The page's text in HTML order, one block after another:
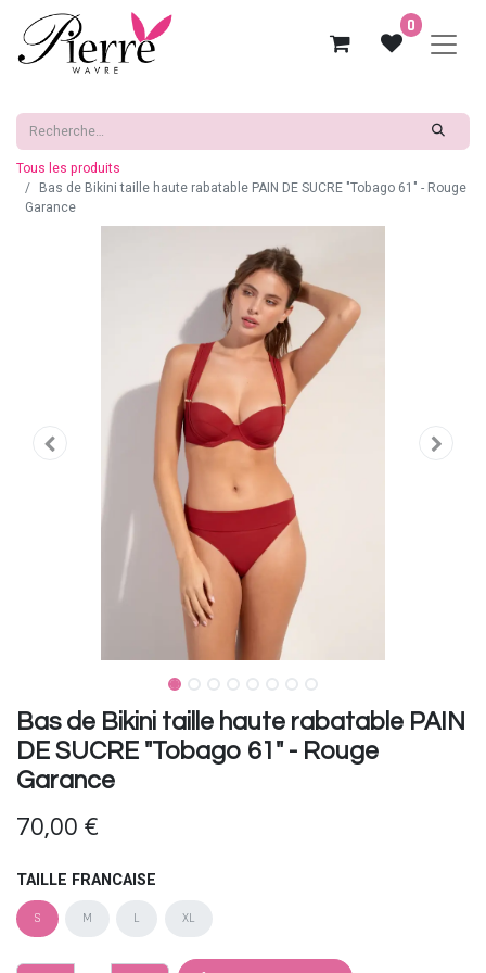
0
Tous les produits
Bas de Bikini taille haute rabatable PAIN DE SUCRE "Tobago 61" - Rouge
Garance
Bas de Bikini taille haute rabatable PAIN
DE SUCRE "Tobago 61" - Rouge
Garance
70,00 €
TAILLE FRANCAISE
S M L XL